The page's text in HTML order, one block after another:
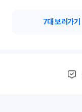
7대 보러가기